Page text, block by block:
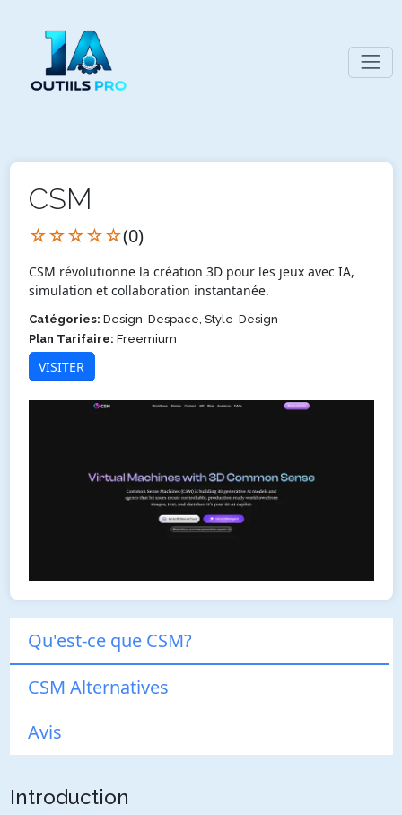
CSM
☆☆☆☆☆(0)
CSM révolutionne la création 3D pour les jeux avec IA,
simulation et collaboration instantanée.
Catégories: Design-Despace, Style-Design
Plan Tarifaire: Freemium
VISITER
Qu'est-ce que CSM?
CSM Alternatives
Avis
Introduction